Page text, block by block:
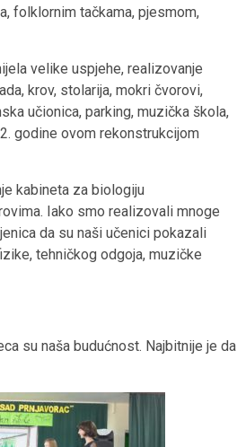
folklornim tačkama, pjesmom,
velike uspjehe, realizovanje
krov, stolarija, mokri čvorovi,
učionica, parking, muzička škola,
godine ovom rekonstrukcijom
kabineta za biologiju
Iako smo realizovali mnoge
da su naši učenici pokazali
tehničkog odgoja, muzičke
su naša budućnost. Najbitnije je da